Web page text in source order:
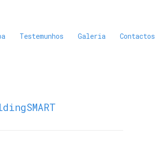
Testemunhos Galeria Contactos